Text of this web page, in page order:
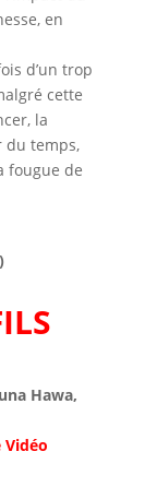
en
d’un trop
cette
la
du temps,
fougue de
Hawa,
Vidéo